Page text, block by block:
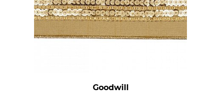
Goodwill